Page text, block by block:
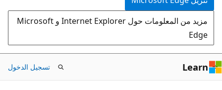
مزيد من المعلومات حول Internet Explorer و Microsoft
Edge
Learn تسجيل الدخول